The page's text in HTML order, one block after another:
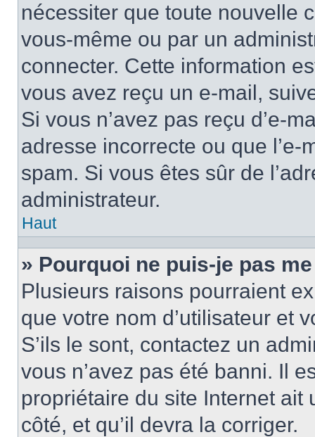
nécessiter que toute nouvelle
vous-même ou par un
connecter. Cette information
vous avez reçu un e-mail,
Si vous n’avez pas reçu d’e-
adresse incorrecte ou que
spam. Si vous êtes sûr de
administrateur.
Haut
» Pourquoi ne puis-je pas
Plusieurs raisons pourraient
que votre nom d’utilisateur et
S’ils le sont, contactez un
vous n’avez pas été banni. Il
propriétaire du site Internet
côté, et qu’il devra la corriger.